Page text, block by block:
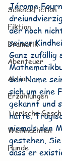
ScienceFiction
Fiktion
Dramatik
Abenteuer
Action
Erzählungen
Tierische
Weihnachten
Hunde
Jérome
der noch
seiner
Ganz zufällig
den Name
sich um eine
gekannt und
hatte.
niemals den
gestehen.
dass er